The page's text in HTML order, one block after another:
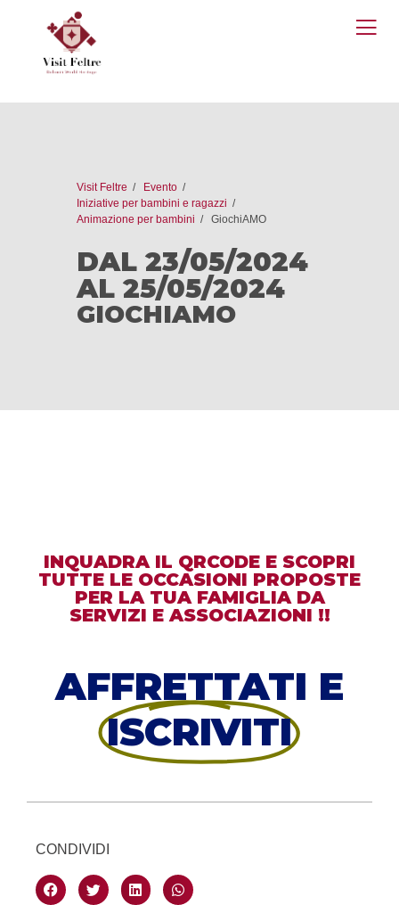
Visit Feltre
Evento
Iniziative per bambini e ragazzi
Animazione per bambini
GiochiAMO
DAL 23/05/2024
AL 25/05/2024
GIOCHIAMO
INQUADRA IL QRCODE E SCOPRI
TUTTE LE OCCASIONI PROPOSTE
PER LA TUA FAMIGLIA DA
SERVIZI E ASSOCIAZIONI !!
AFFRETTATI E
ISCRIVITI
CONDIVIDI